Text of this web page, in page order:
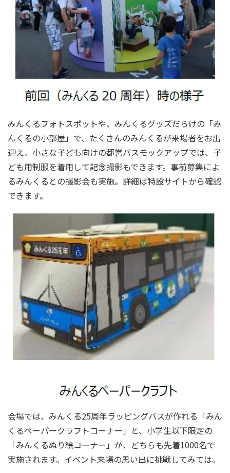
みんくるフォトスポットや、みんくるグッズだらけの「み
んくるの小部屋」で、たくさんのみんくるが来場者をお出
迎え。小さな子ども向けの都営バスモックアップでは、子
ども用制服を着用して記念撮影もできます。事前募集によ
るみんくるとの撮影会も実施。詳細は特設サイトから確認
できます。
会場では、みんくる25周年ラッピングバスが作れる「みん
くるペーパークラフトコーナー」と、小学生以下限定の
「みんくるぬり絵コーナー」が、どちらも先着1000名で
実施されます。イベント来場の思い出に挑戦してみては。